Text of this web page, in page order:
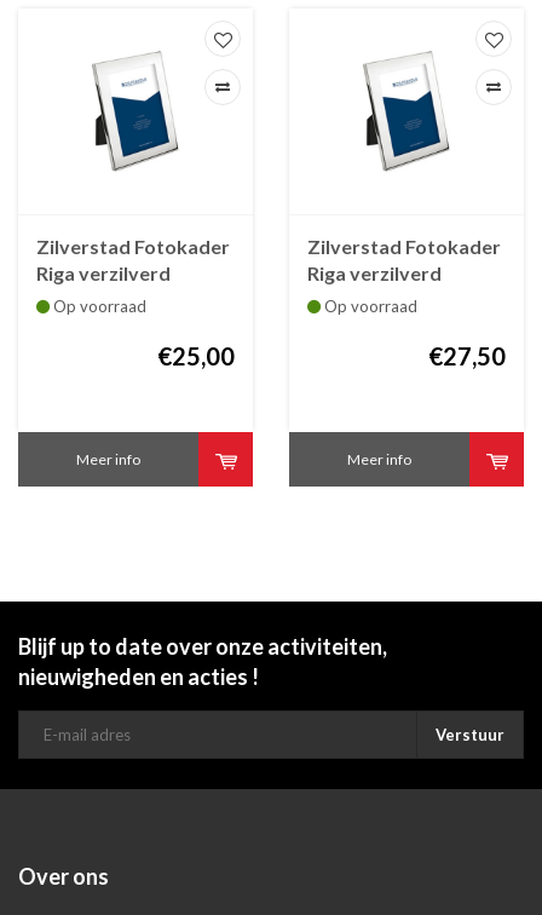
Zilverstad Fotokader
Riga verzilverd
vernist 13x18 cm
Op voorraad
€25,00
Meer info
Zilverstad Fotokader
Riga verzilverd
vernist 15x20 cm
Op voorraad
€27,50
Meer info
Blijf up to date over onze activiteiten,
nieuwigheden en acties !
Verstuur
Over ons